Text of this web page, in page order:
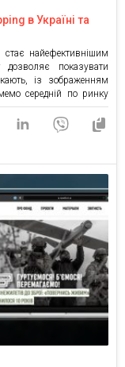
в Україні та
стає найефективнішим
показувати
із зображенням
середній по ринку
чудове джерело
може бути трохи